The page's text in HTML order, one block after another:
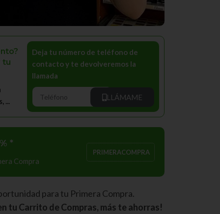
tu
...
Deja tu número de teléfono de
contacto y te devolveremos la
llamada
LLÁMAME
*
Compra
PRIMERACOMPRA
para tu Primera Compra.
tu Carrito de Compras, más te ahorras!